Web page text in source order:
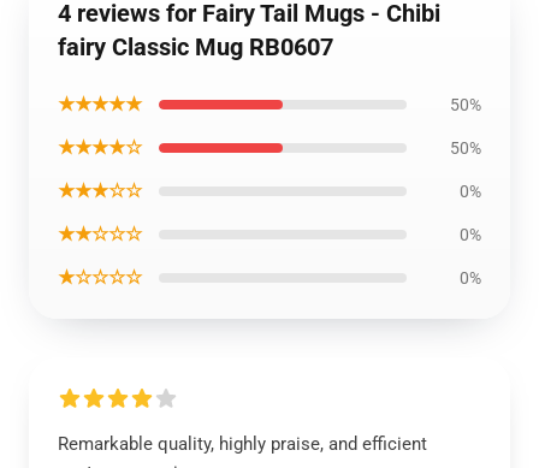
4 reviews for Fairy Tail Mugs - Chibi
fairy Classic Mug RB0607
★★★★★ 50%
★★★★☆ 50%
★★★☆☆ 0%
★★☆☆☆ 0%
★☆☆☆☆ 0%
Remarkable quality, highly praise, and efficient